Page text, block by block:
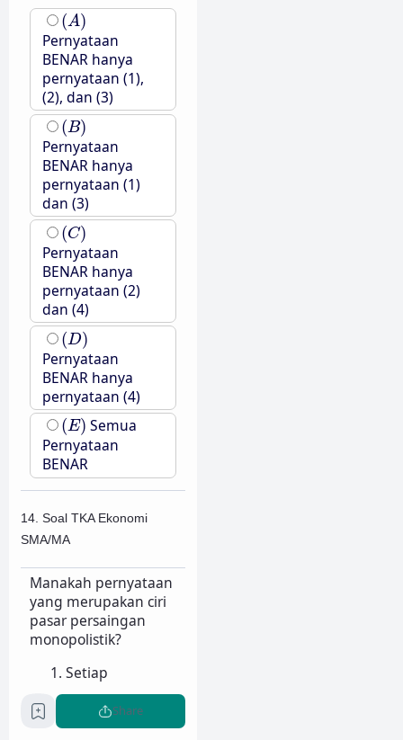
(A)
(A)
Pernyataan
BENAR hanya
pernyataan (1),
(2), dan (3)
(B)
(B)
Pernyataan
BENAR hanya
pernyataan (1)
dan (3)
(C)
(C)
Pernyataan
BENAR hanya
pernyataan (2)
dan (4)
(D)
(D)
Pernyataan
BENAR hanya
pernyataan (4)
(E)
(E) Semua
Pernyataan
BENAR
14. Soal TKA Ekonomi
SMA/MA
Manakah pernyataan
yang merupakan ciri
pasar persaingan
monopolistik?
Setiap
perusahaan
memiliki
monopoly
Share